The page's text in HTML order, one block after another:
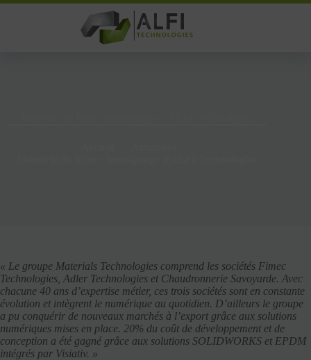
Passer
« Le groupe Materials Technologies comprend les sociétés Fimec
Technologies, Adler Technologies et Chaudronnerie Savoyarde. Avec
chacune 40 ans d’expertise métier, ces trois sociétés sont en constante
évolution et intègrent le numérique au quotidien. D’ailleurs le groupe
a pu conquérir de nouveaux marchés à l’export grâce aux solutions
numériques mises en place. 20% du coût de développement et de
conception a été gagné grâce aux solutions SOLIDWORKS et EPDM
intégrés par Visiativ. »